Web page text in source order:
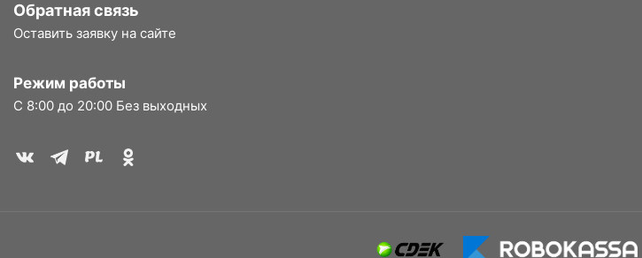
Обратная связь
Оставить заявку на сайте
Режим работы
С 8:00 до 20:00 Без выходных